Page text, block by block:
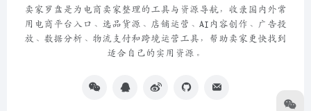
卖家罗盘是为电商卖家整理的工具与资源导航，收录国内外常
用电商平台入口、选品货源、店铺运营、AI内容创作、广告投
放、数据分析、物流支付和跨境运营工具，帮助卖家更快找到
适合自己的实用资源。